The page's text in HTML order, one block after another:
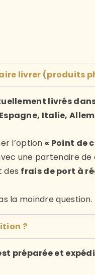
livrer (produits
livrés
Italie,
l’option « Point de
une partenaire de
des frais de port à
la moindre question.
?
préparée et